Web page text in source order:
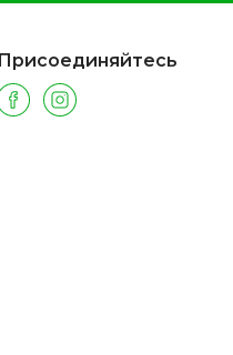
Присоединяйтесь